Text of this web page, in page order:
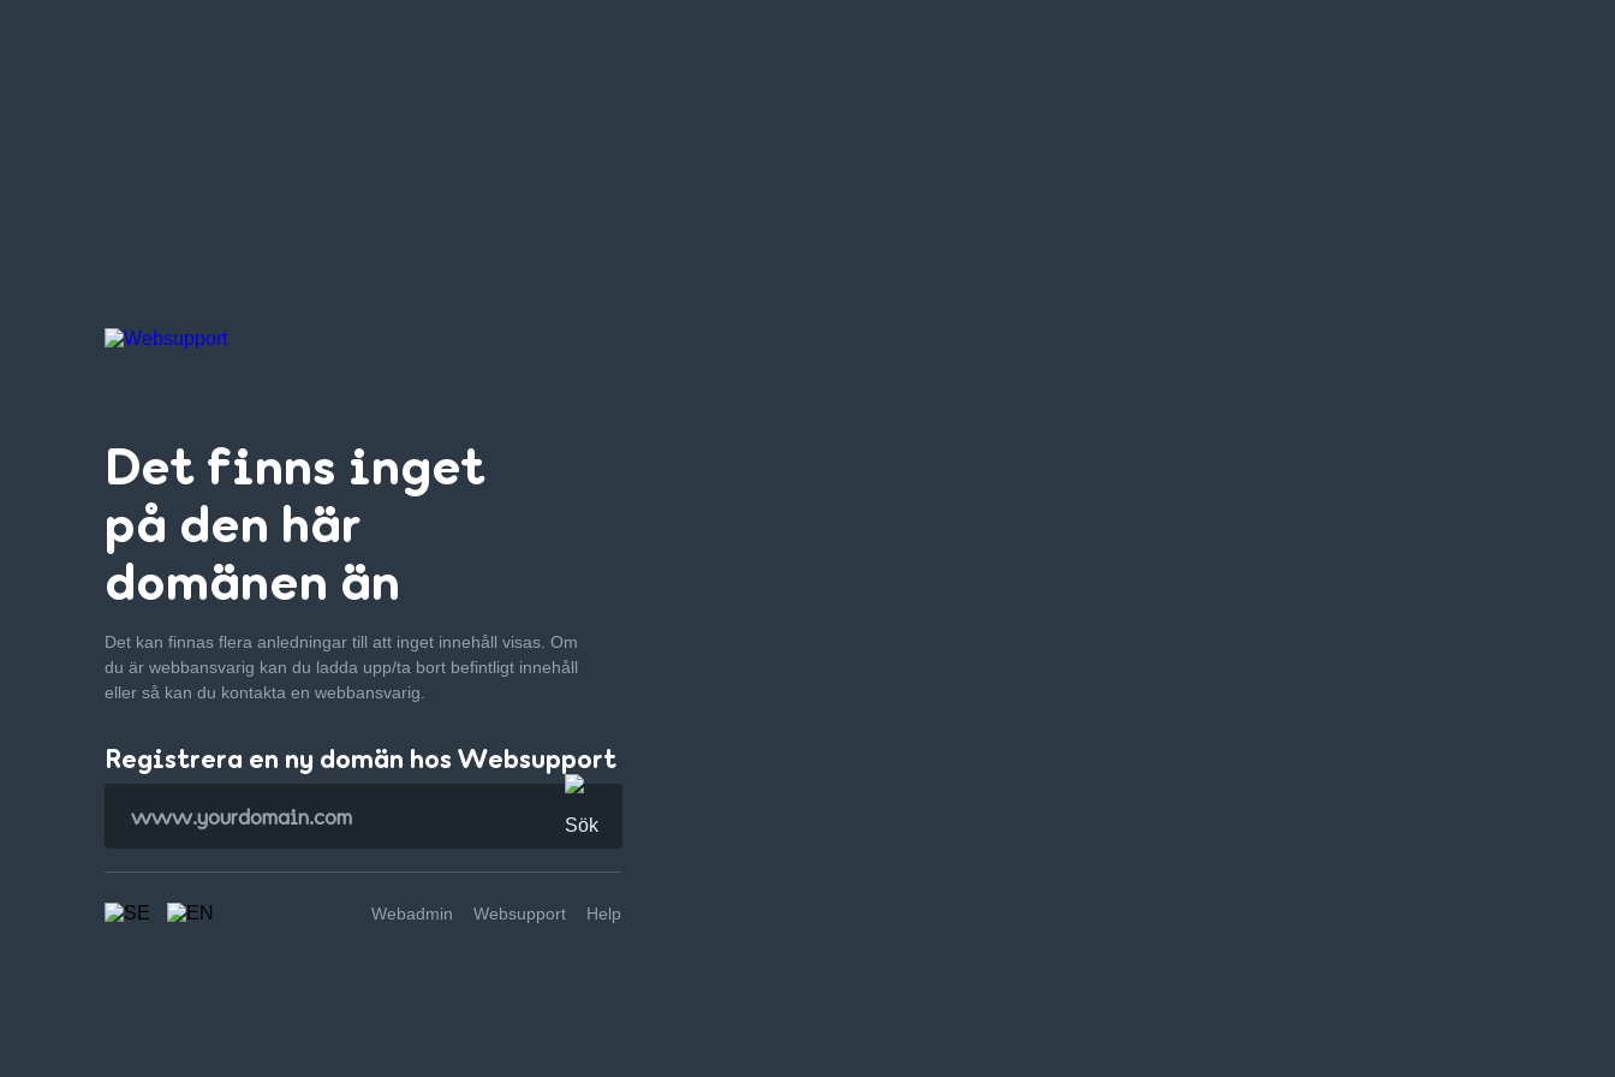
Det finns inget
på den här
domänen än
Det kan finnas flera anledningar till att inget innehåll visas. Om
du är webbansvarig kan du ladda upp/ta bort befintligt innehåll
eller så kan du kontakta en webbansvarig.
Registrera en ny domän hos Websupport
Webadmin Websupport Help